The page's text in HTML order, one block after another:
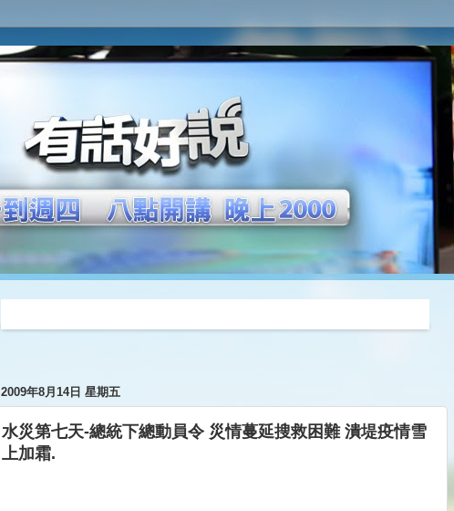
2009年8月14日 星期五
水災第七天-總統下總動員令 災情蔓延搜救困難 潰堤疫情雪
上加霜.